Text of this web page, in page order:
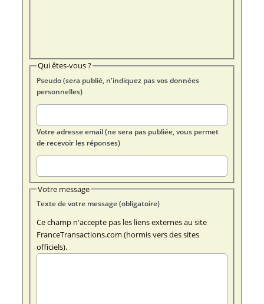
Qui êtes-vous ?
Pseudo (sera publié, n'indiquez pas vos données
personnelles)
Votre adresse email (ne sera pas publiée, vous permet
de recevoir les réponses)
Votre message
Texte de votre message (obligatoire)
Ce champ n'accepte pas les liens externes au site
FranceTransactions.com (hormis vers des sites
officiels).